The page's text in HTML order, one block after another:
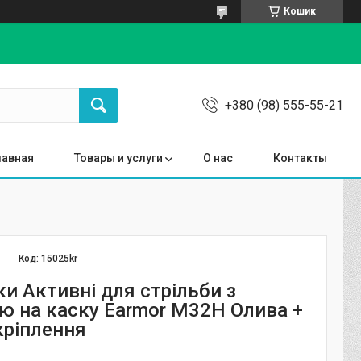
Кошик
+380 (98) 555-55-21
Товары и услуги О нас Контакты
Код:15025kr
Активні для стрільби з
на каску Earmor M32H Олива +